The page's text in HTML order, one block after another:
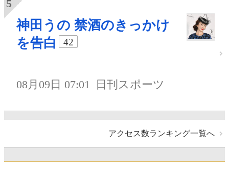
神田うの 禁酒のきっかけ
を告白
42
08月09日 07:01 日刊スポーツ
アクセス数ランキング一覧へ